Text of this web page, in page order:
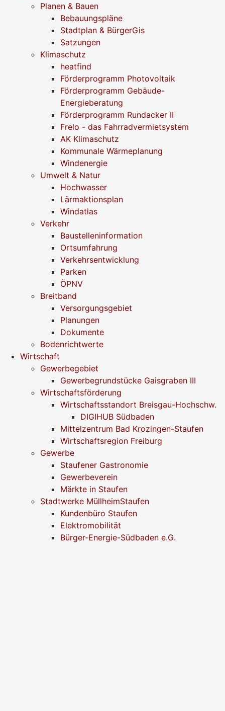
Planen & Bauen
Bebauungspläne
Stadtplan & BürgerGis
Satzungen
Klimaschutz
heatfind
Förderprogramm Photovoltaik
Förderprogramm Gebäude-
Energieberatung
Förderprogramm Rundacker II
Frelo - das Fahrradvermietsystem
AK Klimaschutz
Kommunale Wärmeplanung
Windenergie
Umwelt & Natur
Hochwasser
Lärmaktionsplan
Windatlas
Verkehr
Baustelleninformation
Ortsumfahrung
Verkehrsentwicklung
Parken
ÖPNV
Breitband
Versorgungsgebiet
Planungen
Dokumente
Bodenrichtwerte
Wirtschaft
Gewerbegebiet
Gewerbegrundstücke Gaisgraben III
Wirtschaftsförderung
Wirtschaftsstandort Breisgau-Hochschw.
DIGIHUB Südbaden
Mittelzentrum Bad Krozingen-Staufen
Wirtschaftsregion Freiburg
Gewerbe
Staufener Gastronomie
Gewerbeverein
Märkte in Staufen
Stadtwerke MüllheimStaufen
Kundenbüro Staufen
Elektromobilität
Bürger-Energie-Südbaden e.G.